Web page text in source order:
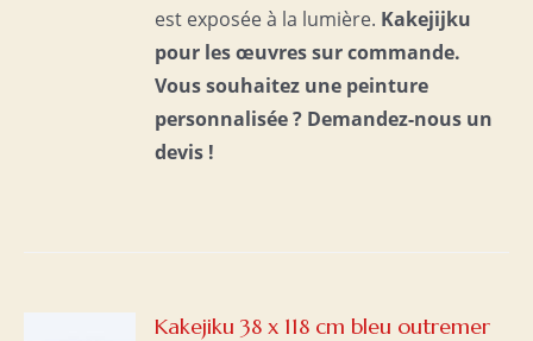
est exposée à la lumière. Kakejijku
pour les œuvres sur commande.
Vous souhaitez une peinture
personnalisée ? Demandez-nous un
devis !
Kakejiku 38 x 118 cm bleu outremer